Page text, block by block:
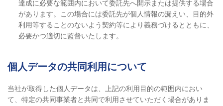
達成に必要な範囲内において委託先へ開示または提供する場合
があります。この場合には委託先が個人情報の漏えい、目的外
利用等することのないよう契約等により義務づけるとともに、
必要かつ適切に監督いたします。
個人データの共同利用について
当社が取得した個人データは、上記の利用目的の範囲内におい
て、特定の共同事業者と共同で利用させていただく場合がありま